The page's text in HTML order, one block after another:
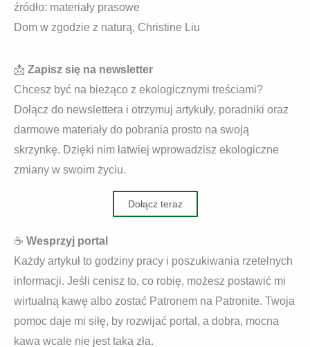
źródło: materiały prasowe
Dom w zgodzie z naturą, Christine Liu
📩 Zapisz się na newsletter
Chcesz być na bieżąco z ekologicznymi treściami?
Dołącz do newslettera i otrzymuj artykuły, poradniki oraz
darmowe materiały do pobrania prosto na swoją
skrzynkę. Dzięki nim łatwiej wprowadzisz ekologiczne
zmiany w swoim życiu.
Dołącz teraz
☕ Wesprzyj portal
Każdy artykuł to godziny pracy i poszukiwania rzetelnych
informacji. Jeśli cenisz to, co robię, możesz postawić mi
wirtualną kawę albo zostać Patronem na Patronite. Twoja
pomoc daje mi siłę, by rozwijać portal, a dobra, mocna
kawa wcale nie jest taka zła.